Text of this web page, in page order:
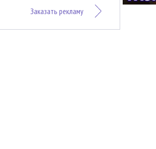
Заказать рекламу